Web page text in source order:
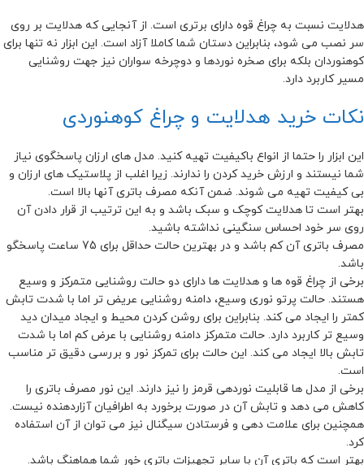
هدلایت نسبت به چراغ قوه دارای برتری است. از آنجایی که هدلایت بر روی
سر نصب می شود، بنابراین دستان شما کاملا آزاد است. این ابزار نه تنها برای
کوهنوردان بلکه برای صخره نوردها و دوچرخه سواران نیز جهت روشنایی
مسیر کاربرد دارد.
نکات خرید هدلایت و چراغ کوهنوردی
این ابزار را حتما از انواع باکیفیت تهیه کنید. مدل های ارزان پاسخگوی نیاز
شما نیستند و ارزش خرید کردن را ندارند. زیرا اغلب از پلاستیک های ارزان و
بی کیفیت تهیه می شوند. ضمن آنکه مصرف باتری آنها بالا است.
بهتر است تا هدلایت کوچک و سبک باشد و به این ترتیب از قرار دادن آن
روی سر خود احساس سنگینی نداشته باشید.
مصرف باتری آن کم باشد و در بهترین حالت حداقل برای 75 ساعت پاسخگو
باشد.
برخی از چراغ قوه ها و هدلایت ها دارای دو حالت روشنایی متمرکز و وسیع
هستند. حالت پرتو نوری وسیع، دامنه روشنایی عریض تر اما با شدت تابش
کمتر را ایجاد می کند. بنابراین برای روشن کردن محیط و ایجاد میدان دید
وسیع تر کاربرد دارد. حالت متمرکز دامنه روشنایی با عرض کم اما با شدت
تابش بالا ایجاد می کند. این حالت برای تمرکز نور و بررسی دقیق تر مناسب
است.
برخی از مدل ها قابلیت نوردهی قرمز را نیز دارند. این نور مصرف باتری را
کاهش می دهد و تابش آن در صورت برخورد به اطرافیان آزاردهنده نیست.
همچنین برای علامت دهی و فرستادن سیگنال نیز می توان از آن استفاده
کرد.
بهتر است که باتری آن با سایر تجهیزات باتری خور شما هماهنگ باشد.